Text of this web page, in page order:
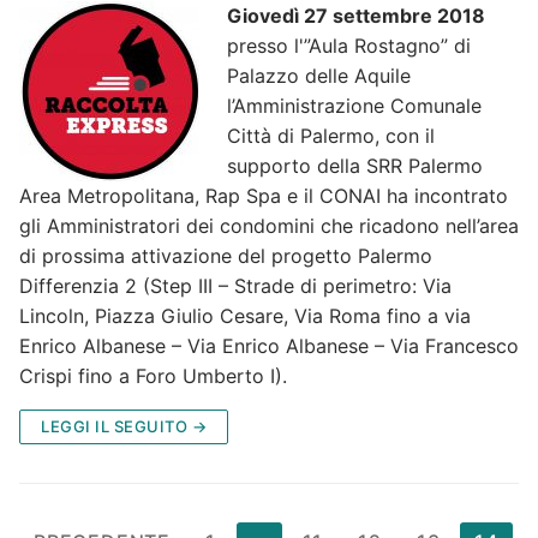
Giovedì 27 settembre 2018
presso l'”Aula Rostagno” di
Palazzo delle Aquile
l’Amministrazione Comunale
Città di Palermo, con il
supporto della SRR Palermo
Area Metropolitana, Rap Spa e il CONAI ha incontrato
gli Amministratori dei condomini che ricadono nell’area
di prossima attivazione del progetto Palermo
Differenzia 2 (Step III – Strade di perimetro: Via
Lincoln, Piazza Giulio Cesare, Via Roma fino a via
Enrico Albanese – Via Enrico Albanese – Via Francesco
Crispi fino a Foro Umberto I).
LEGGI IL SEGUITO →